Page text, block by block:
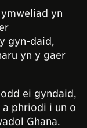
yn
gyn-daid,
yn y gaer
ei gyndaid,
a phriodi i un o
Ghana.